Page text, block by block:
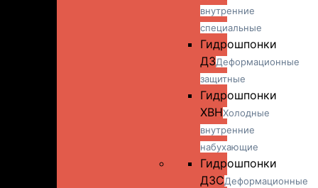
внутренние
специальные
Гидрошпонки
ДЗДеформационные
защитные
Гидрошпонки
ХВНХолодные
внутренние
набухающие
Гидрошпонки
ДЗСДеформационные